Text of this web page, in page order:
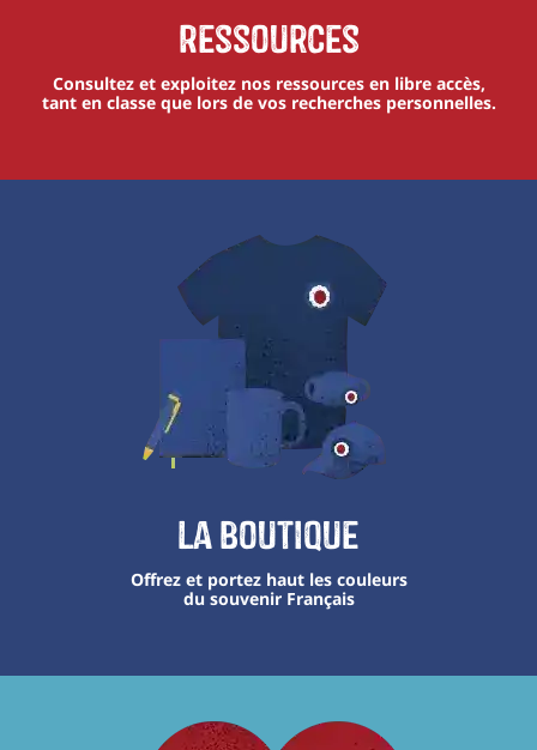
Ressources
Consultez et exploitez nos ressources en libre accès,
tant en classe que lors de vos recherches personnelles.
La boutique
Offrez et portez haut les couleurs
du souvenir Français